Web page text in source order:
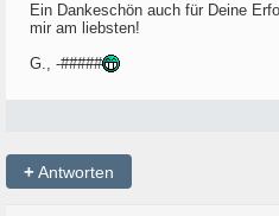
Ein Dankeschön auch für Deine
mir am liebsten!
G., -#####
+Antworten